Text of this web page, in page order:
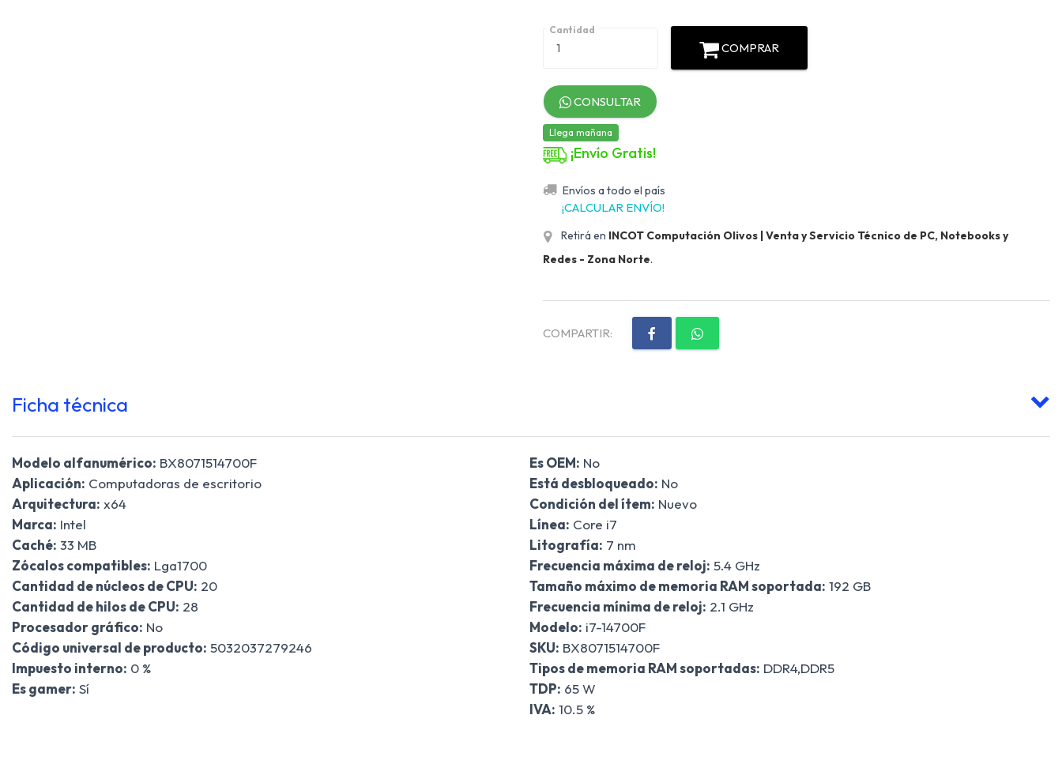
Cantidad
COMPRAR
CONSULTAR
Llega mañana
¡Envío Gratis!
Envíos a todo el país
¡CALCULAR ENVÍO!
Retirá en INCOT Computación Olivos | Venta y Servicio Técnico de PC, Notebooks y
Redes - Zona Norte.
COMPARTIR:
Ficha técnica
Modelo alfanumérico: BX8071514700F
Aplicación: Computadoras de escritorio
Arquitectura: x64
Marca: Intel
Caché: 33 MB
Zócalos compatibles: Lga1700
Cantidad de núcleos de CPU: 20
Cantidad de hilos de CPU: 28
Procesador gráfico: No
Código universal de producto: 5032037279246
Impuesto interno: 0 %
Es gamer: Sí
Es OEM: No
Está desbloqueado: No
Condición del ítem: Nuevo
Línea: Core i7
Litografía: 7 nm
Frecuencia máxima de reloj: 5.4 GHz
Tamaño máximo de memoria RAM soportada: 192 GB
Frecuencia mínima de reloj: 2.1 GHz
Modelo: i7-14700F
SKU: BX8071514700F
Tipos de memoria RAM soportadas: DDR4,DDR5
TDP: 65 W
IVA: 10.5 %